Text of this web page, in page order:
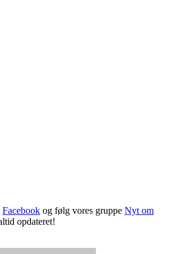
Facebook og følg vores gruppe Nyt om
opdateret!